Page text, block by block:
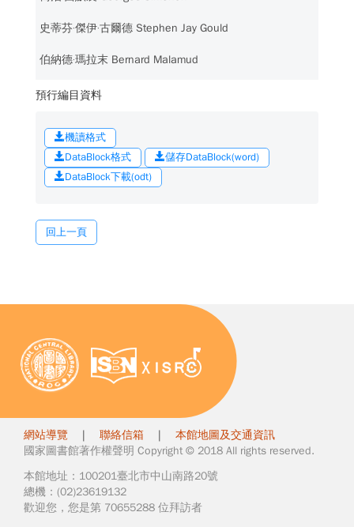
史蒂芬‧傑伊‧古爾德 Stephen Jay Gould
伯納德‧瑪拉末 Bernard Malamud
預行編目資料
機讀格式
DataBlock格式
儲存DataBlock(word)
DataBlock下載(odt)
回上一頁
網站導覽 | 聯絡信箱 | 本館地圖及交通資訊
國家圖書館著作權聲明 Copyright © 2018 All rights reserved.
本館地址：100201臺北市中山南路20號
總機：(02)23619132
歡迎您，您是第 70655288 位拜訪者